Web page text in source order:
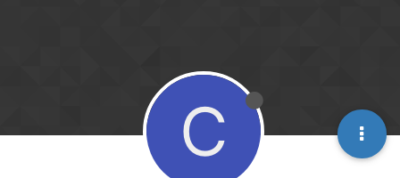
C